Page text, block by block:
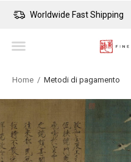
Worldwide Fast Shipping
Home Metodi di pagamento